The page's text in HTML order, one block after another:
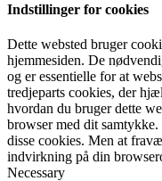
Indstillinger for cookies
Dette websted bruger
hjemmesiden. De
og er essentielle for at
tredjeparts cookies, der
hvordan du bruger dette
browser med dit
disse cookies. Men at
indvirkning på din
Necessary